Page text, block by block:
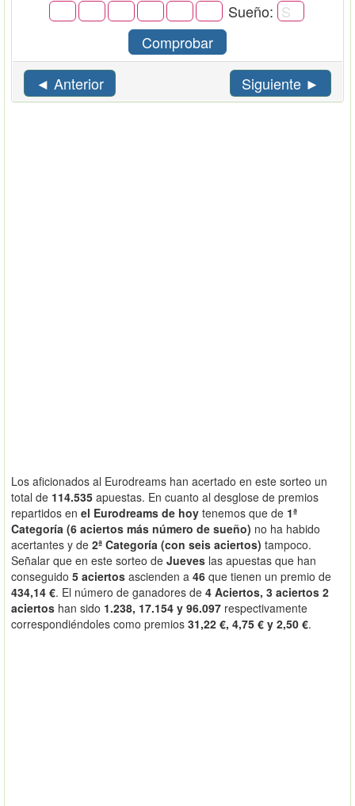
Sueño:
Comprobar
◄ Anterior
Siguiente ►
Los aficionados al Eurodreams han acertado en este sorteo un
total de 114.535 apuestas. En cuanto al desglose de premios
repartidos en el Eurodreams de hoy tenemos que de 1ª
Categoría (6 aciertos más número de sueño) no ha habido
acertantes y de 2ª Categoría (con seis aciertos) tampoco.
Señalar que en este sorteo de Jueves las apuestas que han
conseguido 5 aciertos ascienden a 46 que tienen un premio de
434,14 €. El número de ganadores de 4 Aciertos, 3 aciertos 2
aciertos han sido 1.238, 17.154 y 96.097 respectivamente
correspondiéndoles como premios 31,22 €, 4,75 € y 2,50 €.